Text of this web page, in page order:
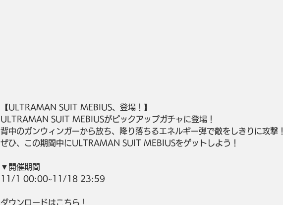
【ULTRAMAN SUIT MEBIUS、登場！】
ULTRAMAN SUIT MEBIUSがピックアップガチャに登場！
背中のガンウィンガーから放ち、降り落ちるエネルギー弾で敵をしきりに攻撃！
ぜひ、この期間中にULTRAMAN SUIT MEBIUSをゲットしよう！
▼開催期間
11/1 00:00~11/18 23:59
ダウンロードはこちら！